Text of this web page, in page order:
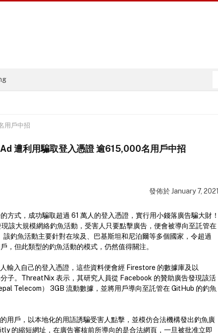
用戶中招
遭利用騙取登入憑證 逾615,000名用戶中招
發佈於January 7, 2021
方式，成功騙取超過 61 萬人的登入憑證，實行用小錢落廣告騙大財！
該大規模網絡釣魚活動，受害人只要點擊廣告，便會被導向至託管在
釣魚活動主要針對在埃及、巴基斯坦和尼泊爾等多個國家，令超過
，但此類型的釣魚活動的模式，仍然值得關注。
輸入自己的登入憑證，這些資料便會經 Firestore 的數據庫及以
子。ThreatNix 表示，其研究人員從 Facebook 的贊助廣告發現該活
Telecom） 3GB 流動數據，並將用戶導向至託管在 GitHub 的釣魚
用戶，以本地化的用語誘騙受害人點擊，並模仿合法機構發出釣魚廣
的縮短網址，在廣告審核前所導向的是合法網頁，一旦被批准立即